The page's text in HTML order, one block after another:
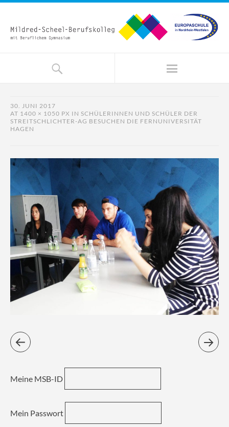
30. JUNI 2017
AT 1400 × 1050 PX IN SCHÜLERINNEN UND SCHÜLER DER
STREITSCHLICHTER-AG BESUCHEN DIE FERNUNIVERSITÄT
HAGEN
Meine MSB-ID
Mein Passwort